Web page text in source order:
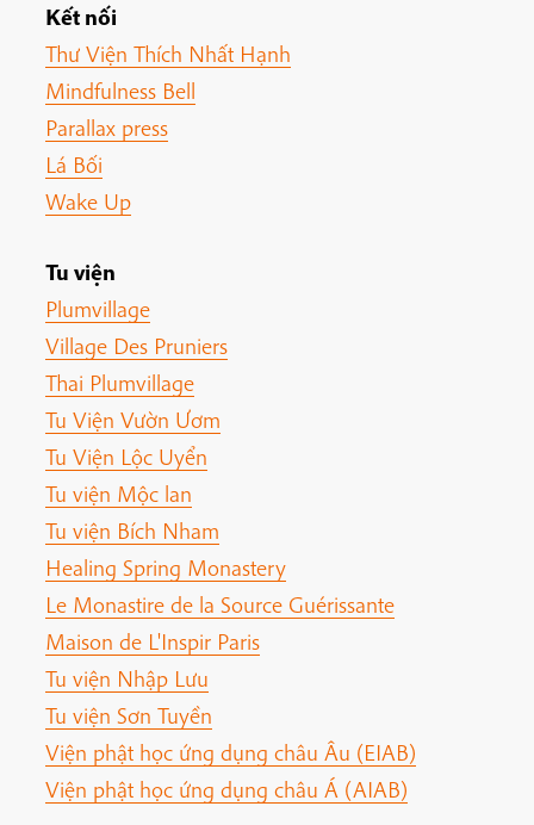
Kết nối
Thư Viện Thích Nhất Hạnh
Mindfulness Bell
Parallax press
Lá Bối
Wake Up
Tu viện
Plumvillage
Village Des Pruniers
Thai Plumvillage
Tu Viện Vườn Ươm
Tu Viện Lộc Uyển
Tu viện Mộc lan
Tu viện Bích Nham
Healing Spring Monastery
Le Monastire de la Source Guérissante
Maison de L'Inspir Paris
Tu viện Nhập Lưu
Tu viện Sơn Tuyền
Viện phật học ứng dụng châu Âu (EIAB)
Viện phật học ứng dụng châu Á (AIAB)